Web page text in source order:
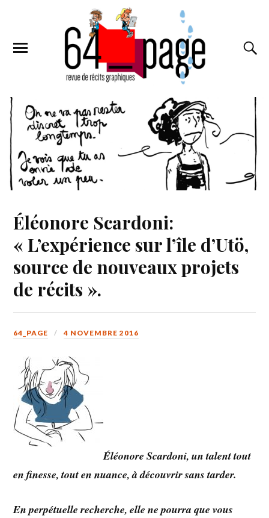
Éléonore Scardoni:
« L’expérience sur l’île d’Utö,
source de nouveaux projets
de récits ».
64_PAGE 4 NOVEMBRE 2016
Éléonore Scardoni, un talent tout
en finesse, tout en nuance, à découvrir sans tarder.
En perpétuelle recherche, elle ne pourra que vous